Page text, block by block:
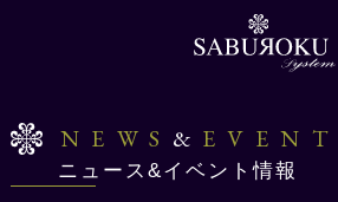
NEWS & EVENT
ニュース&イベント情報